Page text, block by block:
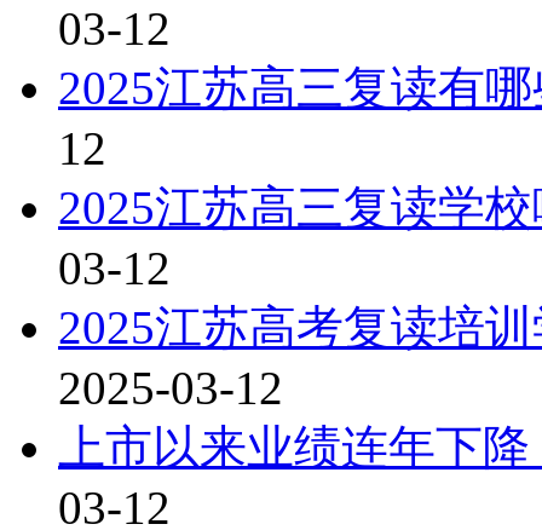
03-12
2025江苏高三复读有
12
2025江苏高三复读学
03-12
2025江苏高考复读培
2025-03-12
上市以来业绩连年下
03-12